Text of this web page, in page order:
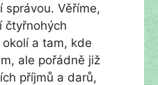
správou. Věříme,
čtyřnohých
a tam, kde
ale pořádně již
příjmů a darů,